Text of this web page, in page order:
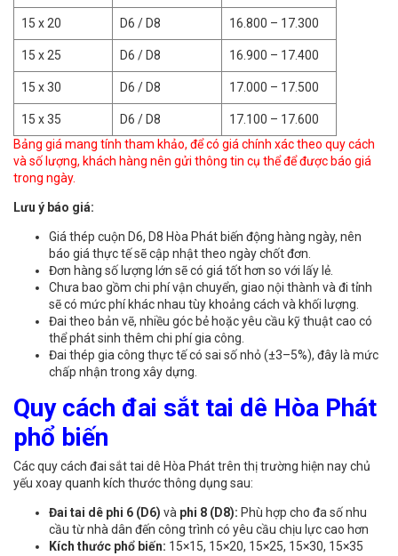
15 x 20 D6 / D8 16.800 – 17.300
15 x 25 D6 / D8 16.900 – 17.400
15 x 30 D6 / D8 17.000 – 17.500
15 x 35 D6 / D8
17.100 – 17.600
Bảng giá mang tính tham khảo, để có giá chính xác theo quy cách
và số lượng, khách hàng nên gửi thông tin cụ thể để được báo giá
trong ngày.
Lưu ý báo giá:
Giá thép cuộn D6, D8 Hòa Phát biến động hàng ngày, nên
báo giá thực tế sẽ cập nhật theo ngày chốt đơn.
Đơn hàng số lượng lớn sẽ có giá tốt hơn so với lấy lẻ.
Chưa bao gồm chi phí vận chuyển, giao nội thành và đi tỉnh
sẽ có mức phí khác nhau tùy khoảng cách và khối lượng.
Đai theo bản vẽ, nhiều góc bẻ hoặc yêu cầu kỹ thuật cao có
thể phát sinh thêm chi phí gia công.
Đai thép gia công thực tế có sai số nhỏ (±3–5%), đây là mức
chấp nhận trong xây dựng.
Quy cách đai sắt tai dê Hòa Phát
phổ biến
Các quy cách đai sắt tai dê Hòa Phát trên thị trường hiện nay chủ
yếu xoay quanh kích thước thông dụng sau:
Đai tai dê phi 6 (D6) và phi 8 (D8): Phù hợp cho đa số nhu
cầu từ nhà dân đến công trình có yêu cầu chịu lực cao hơn
Kích thước phổ biến: 15×15, 15×20, 15×25, 15×30, 15×35